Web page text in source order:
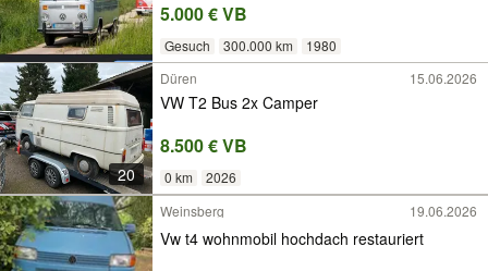
5.000 € VB
Gesuch 300.000 km 1980
20
Düren 15.06.2026
VW T2 Bus 2x Camper
8.500 € VB
0 km 2026
Weinsberg 19.06.2026
Vw t4 wohnmobil hochdach restauriert